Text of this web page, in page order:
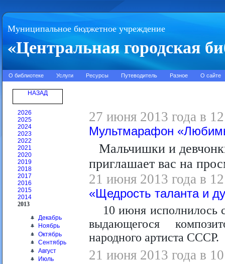
Муниципальное бюджетное учреждение
«Центральная городская
О библиотеке Услуги Ресурсы Путеводитель Разное О сайте
НАЗАД
2026
2025
2024
2023
2022
2021
2020
2019
2018
2017
2016
2015
2014
2013
Декабрь
Ноябрь
Октябрь
Сентябрь
Август
Июль
27 июня 2013 года в
Мультмарафон
Мальчишки и
приглашает вас на
21 июня 2013 года в
«Щедрость таланта и
10 июня исполнилось
выдающегося
народного артиста СССР.
21 июня 2013 года в